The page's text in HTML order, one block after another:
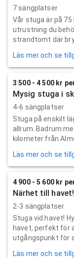
7 sängplatser
Vår stuga är på 75
utrustning du
strandtomt där
Läs mer och se
3 500 - 4 500 kr
Mysig stuga i
4-6 sängplatser
Stuga på enskilt
allrum. Badrum
kilometer från
Läs mer och se
4 900 - 5 600 kr
Närhet till havet!
2-3 sängplatser
Stuga vid havet!
havet, perfekt för
utgångspunkt för
Läs mer och se